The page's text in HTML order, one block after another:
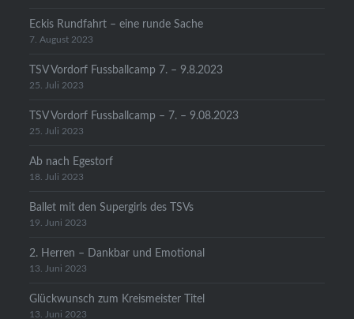
Eckis Rundfahrt – eine runde Sache
7. August 2023
TSV Vordorf Fussballcamp 7. – 9.8.2023
25. Juli 2023
TSV Vordorf Fussballcamp – 7. – 9.08.2023
25. Juli 2023
Ab nach Egestorf
18. Juli 2023
Ballet mit den Supergirls des TSVs
19. Juni 2023
2. Herren – Dankbar und Emotional
13. Juni 2023
Glückwunsch zum Kreismeister Titel
13. Juni 2023